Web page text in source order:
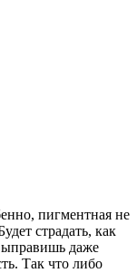
пигментная не
страдать, как
даже
Так что либо